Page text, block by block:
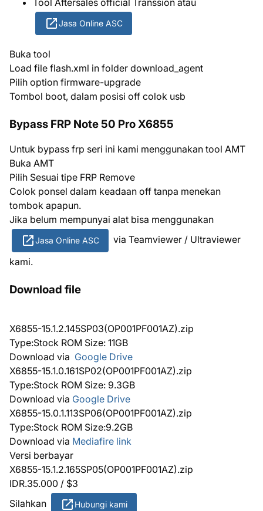
Tool Aftersales official Transsion atau
Jasa Online ASC
Buka tool
Load file flash.xml in folder download_agent
Pilih option firmware-upgrade
Tombol boot, dalam posisi off colok usb
Bypass FRP Note 50 Pro X6855
Untuk bypass frp seri ini kami menggunakan tool AMT
Buka AMT
Pilih Sesuai tipe FRP Remove
Colok ponsel dalam keadaan off tanpa menekan
tombok apapun.
Jika belum mempunyai alat bisa menggunakan
Jasa Online ASC
via Teamviewer / Ultraviewer
kami.
Download file
X6855-15.1.2.145SP03(OP001PF001AZ).zip
Type:Stock ROM Size: 11GB
Download via Google Drive
X6855-15.1.0.161SP02(OP001PF001AZ).zip
Type:Stock ROM Size: 9.3GB
Download via Google Drive
X6855-15.0.1.113SP06(OP001PF001AZ).zip
Type:Stock ROM Size:9.2GB
Download via Mediafire link
Versi berbayar
X6855-15.1.2.165SP05(OP001PF001AZ).zip
IDR.35.000 / $3
Silahkan
Hubungi kami